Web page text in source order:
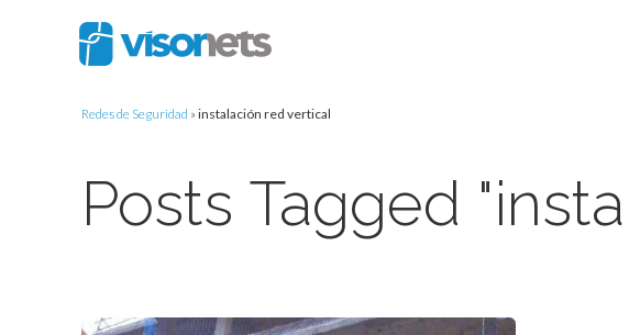
Redes de Seguridad »instalación red vertical
Posts Tagged